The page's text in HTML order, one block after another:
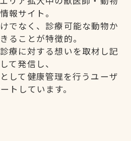
報サイト。
でなく、診療可能な動物か
ることが特徴的。
療に対する想いを取材し記
て発信し、
して健康管理を行うユーザ
トしています。